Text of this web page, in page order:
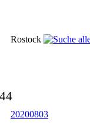
Rostock
20200803